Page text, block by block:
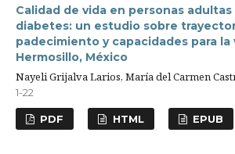
Calidad de vida en personas
diabetes: un estudio sobre
padecimiento y capacidades para la
Hermosillo, México
Nayeli Grijalva Larios, María del Carmen
1-22
PDF HTML EPUB